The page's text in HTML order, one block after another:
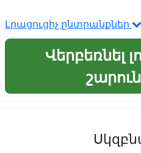
Լրացուցիչ ընտրանքներ
Վերբեռնել